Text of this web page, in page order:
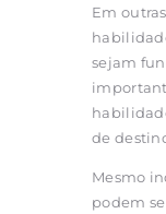
Em
sejam
de
Mesmo
podem